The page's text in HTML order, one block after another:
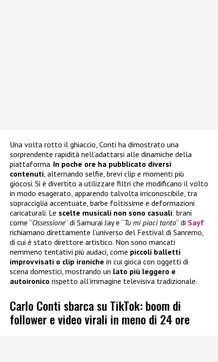
Una volta rotto il ghiaccio, Conti ha dimostrato una
sorprendente rapidità nell’adattarsi alle dinamiche della
piattaforma. In poche ore ha pubblicato diversi
contenuti , alternando selfie, brevi clip e momenti più
giocosi. Si è divertito a utilizzare filtri che modificano il volto
in modo esagerato, apparendo talvolta irriconoscibile, tra
sopracciglia accentuate, barbe foltissime e deformazioni
caricaturali. Le scelte musicali non sono casuali: brani
come “Ossessione” di Samurai Jay e “Tu mi piaci tanto” di Sayf
richiamano direttamente l’universo del Festival di Sanremo,
di cui è stato direttore artistico. Non sono mancati
nemmeno tentativi più audaci, come piccoli balletti
improvvisati o clip ironiche in cui gioca con oggetti di
scena domestici, mostrando un lato più leggero e
autoironico rispetto all’immagine televisiva tradizionale.
Carlo Conti sbarca su TikTok: boom di
follower e video virali in meno di 24 ore